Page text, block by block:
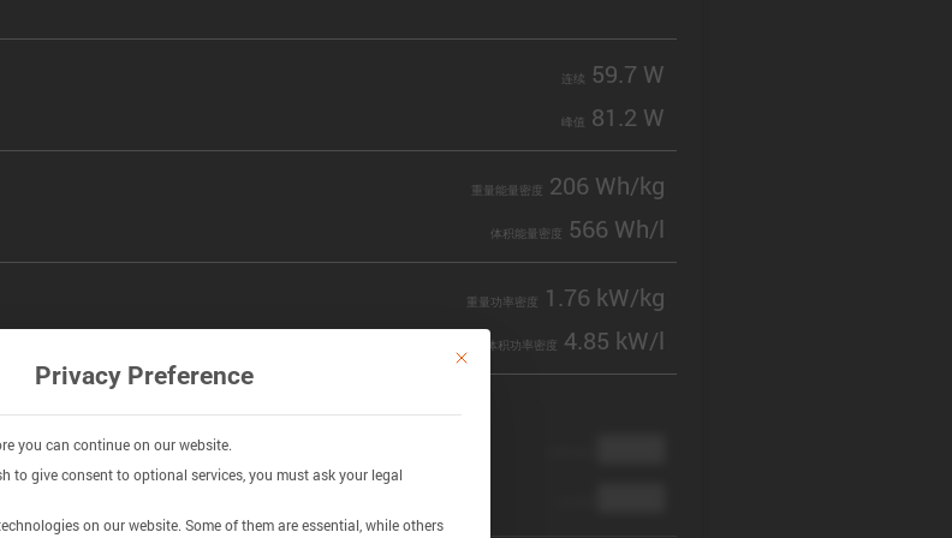
连续 59.7 W
峰值 81.2 W
重量能量密度 206 Wh/kg
体积能量密度 566 Wh/l
重量功率密度 1.76 kW/kg
体积功率密度 4.85 kW/l
This button closes the dialog. Its functionality is identical to the Accept only
Privacy Preference
you can continue on our website.
to give consent to optional services, you must ask your legal
on our website. Some of them are essential, while others